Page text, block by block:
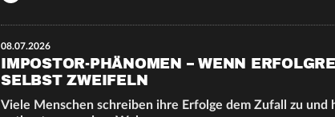
08.07.2026
IMPOSTOR-PHÄNOMEN – WENN
SELBST ZWEIFELN
Viele Menschen schreiben ihre Erfolge dem Zufall zu und